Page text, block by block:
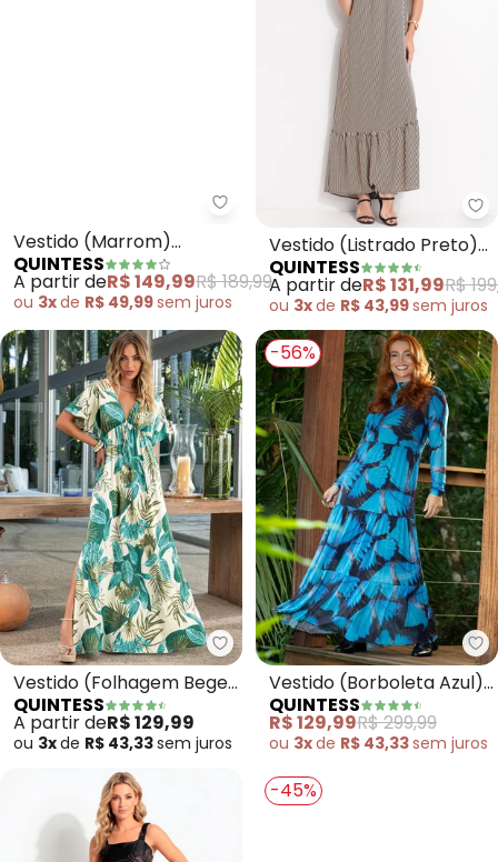
Quintess - Vestido (Marrom)
Vestido (Marrom)
Viscose Plana Sarjada
QUINTESS
A partir deR$ 149,99R$ 189,99
ou 3xde R$ 49,99semjuros
Vestido (Listrado Preto)
em Viscose Plana
QUINTESS
A partir deR$ 131,99R$
ou 3xde R$ 43,99sem juros
Quintess - Vestido (Folhagem
Vestido (Folhagem Bege)
em Malha Fria
QUINTESS
A partir deR$ 129,99
ou 3xde R$ 43,33sem juros
-56%
Vestido (Borboleta Azul)
em Tule
QUINTESS
R$ 129,99R$ 299,99
ou 3xde R$ 43,33sem juros
-45%